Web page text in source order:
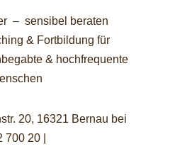
– sensibel beraten
& Fortbildung für
& hochfrequente
20, 16321 Bernau bei
700 20 |